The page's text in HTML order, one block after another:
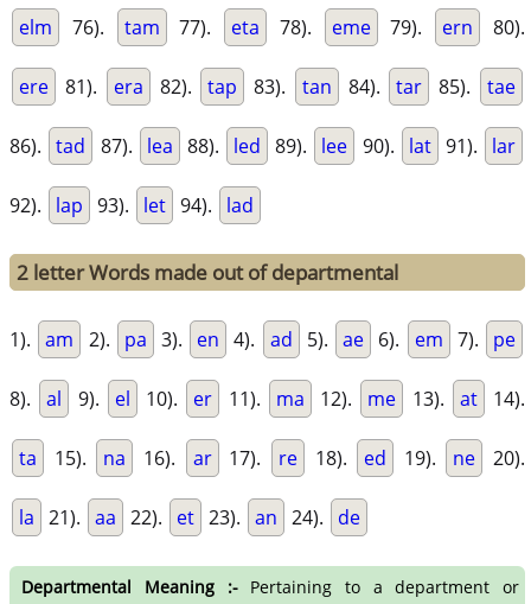
elm 76). tam 77). eta 78). eme 79). ern 80).
ere 81). era 82). tap 83). tan 84). tar 85). tae
86). tad 87). lea 88). led 89). lee 90). lat 91). lar
92). lap 93). let 94). lad
2 letter Words made out of departmental
1). am 2). pa 3). en 4). ad 5). ae 6). em 7). pe
8). al 9). el 10). er 11). ma 12). me 13). at 14).
ta 15). na 16). ar 17). re 18). ed 19). ne 20).
la 21). aa 22). et 23). an 24). de
Departmental Meaning :-Pertaining to a department or